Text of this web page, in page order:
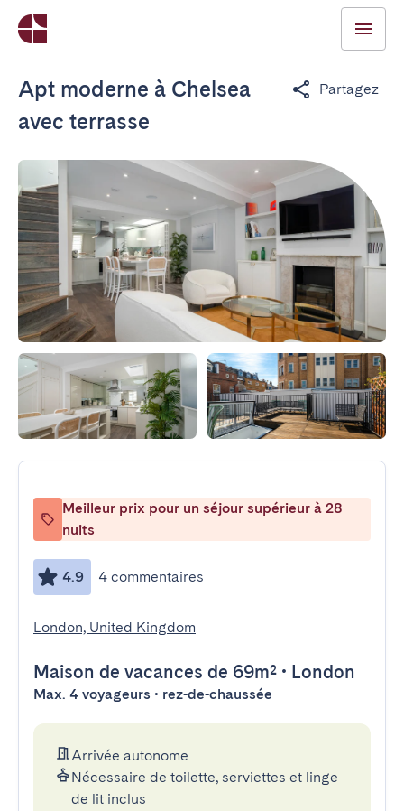
Apt moderne à Chelsea
avec terrasse
Partagez
Meilleur prix pour un séjour supérieur à 28
nuits
4.9 4 commentaires
London, United Kingdom
Maison de vacances de 69m² • London
Max. 4 voyageurs • rez-de-chaussée
Arrivée autonome
Nécessaire de toilette, serviettes et linge
de lit inclus